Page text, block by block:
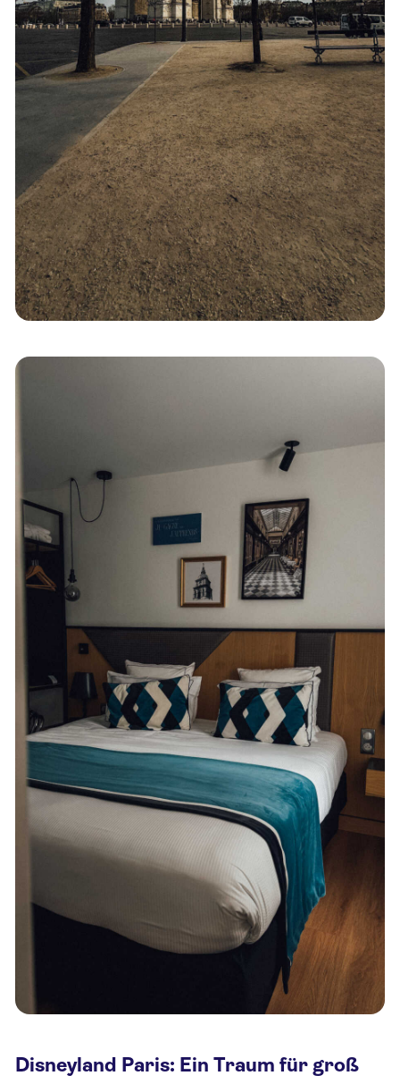
Disneyland Paris: Ein Traum für groß